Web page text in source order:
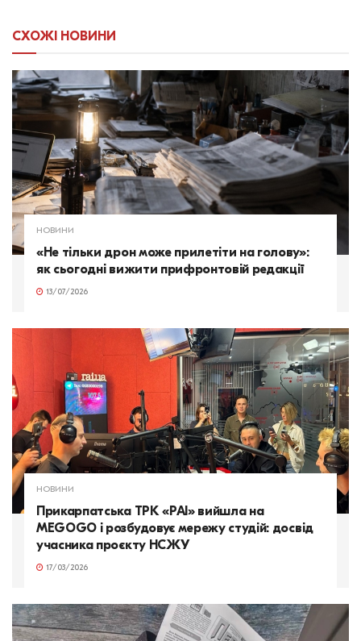
СХОЖІ НОВИНИ
НОВИНИ
«Не тільки дрон може прилетіти на голову»:
як сьогодні вижити прифронтовій редакції
13/07/2026
НОВИНИ
Прикарпатська ТРК «РАІ» вийшла на
MEGOGO і розбудовує мережу студій: досвід
учасника проєкту НСЖУ
17/03/2026